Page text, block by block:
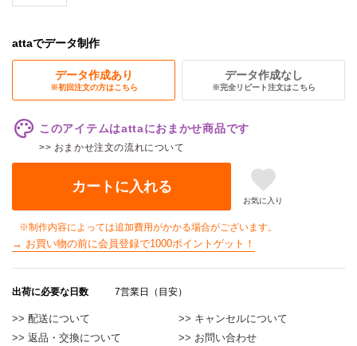
attaでデータ制作
データ作成あり
※初回注文の方はこちら
データ作成なし
※完全リピート注文はこちら
このアイテムはattaにおまかせ商品です
>> おまかせ注文の流れについて
カートに入れる
お気に入り
※制作内容によっては追加費用がかかる場合がございます。
→ お買い物の前に会員登録で1000ポイントゲット！
出荷に必要な日数 7営業日（目安）
>> 配送について
>> キャンセルについて
>> 返品・交換について
>> お問い合わせ